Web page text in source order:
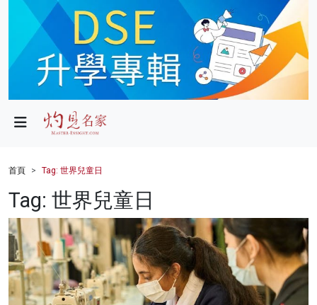
政局
財經
健康
商業
科技
首頁 Tag: 世界兒童日
Tag: 世界兒童日